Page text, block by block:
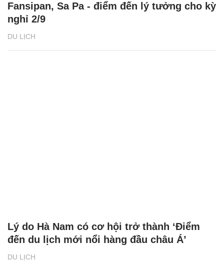
DU LỊCH
Fansipan, Sa Pa - điểm đến lý tưởng cho kỳ
nghỉ 2/9
DU LỊCH
Lý do Hà Nam có cơ hội trở thành ‘Điểm
đến du lịch mới nổi hàng đầu châu Á’